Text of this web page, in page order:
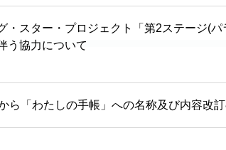
・スター・プロジェクト「第2ステージ(
う協力について
ら「わたしの手帳」への名称及び内容改